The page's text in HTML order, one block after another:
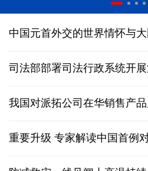
中国元首外交的世界情怀与
司法部部署司法行政系统开
我国对派拓公司在华销售产
重要升级 专家解读中国首例